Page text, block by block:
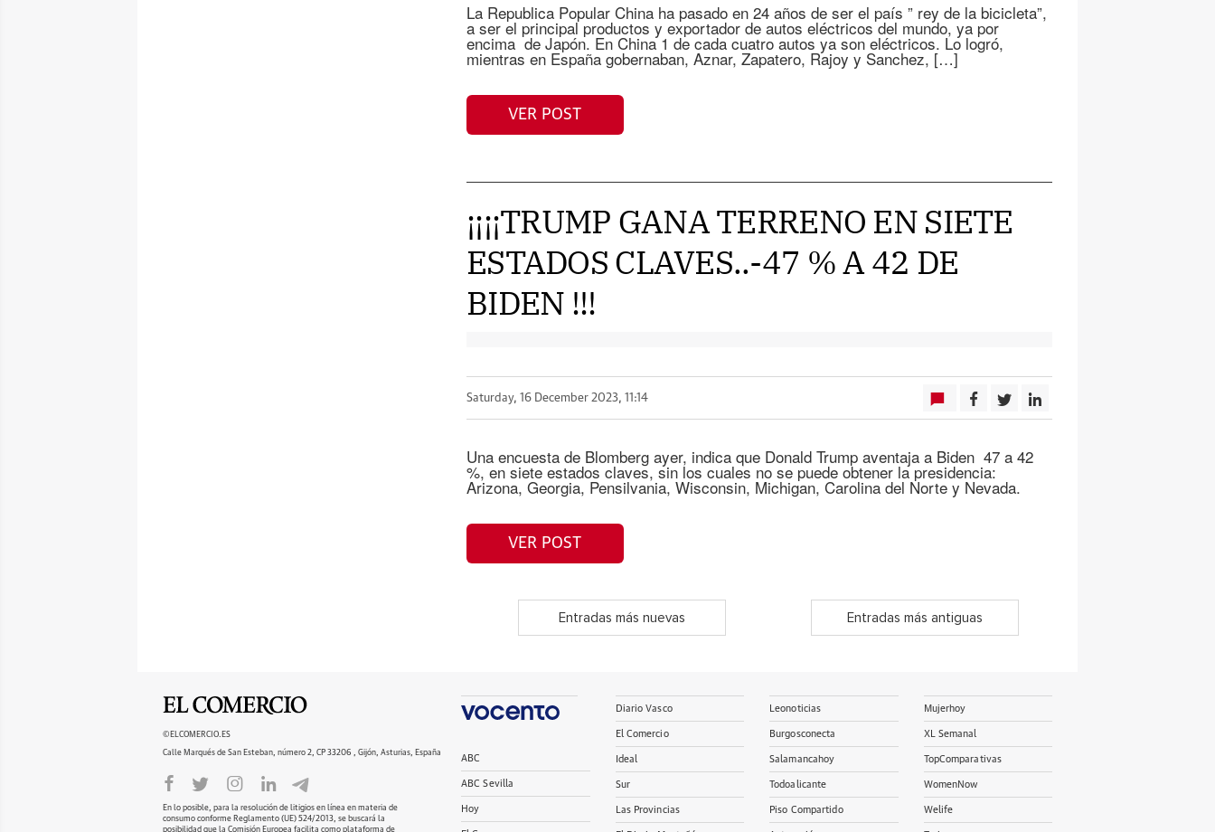
La Republica Popular China ha pasado en 24 años de ser el país ” rey de la bicicleta”,
a ser el principal productos y exportador de autos eléctricos del mundo, ya por
encima de Japón. En China 1 de cada cuatro autos ya son eléctricos. Lo logró,
mientras en España gobernaban, Aznar, Zapatero, Rajoy y Sanchez, […]
VER POST
¡¡¡¡TRUMP GANA TERRENO EN SIETE
ESTADOS CLAVES..-47 % A 42 DE
BIDEN !!!
Saturday, 16 December 2023, 11:14
Una encuesta de Blomberg ayer, indica que Donald Trump aventaja a Biden 47 a 42
%, en siete estados claves, sin los cuales no se puede obtener la presidencia:
Arizona, Georgia, Pensilvania, Wisconsin, Michigan, Carolina del Norte y Nevada.
VER POST
Entradas más nuevas Entradas más antiguas
©ELCOMERCIO.ES
Calle Marqués de San Esteban, número 2, CP 33206 , Gijón, Asturias, España
En lo posible, para la resolución de litigios en línea en materia de
consumo conforme Reglamento (UE) 524/2013, se buscará la
posibilidad que la Comisión Europea facilita como plataforma de
ABC
ABC Sevilla
Hoy
Diario Vasco
El Comercio
Ideal
Sur
Las Provincias
Leonoticias
Burgosconecta
Salamancahoy
Todoalicante
Piso Compartido
Mujerhoy
XL Semanal
TopComparativas
WomenNow
Welife